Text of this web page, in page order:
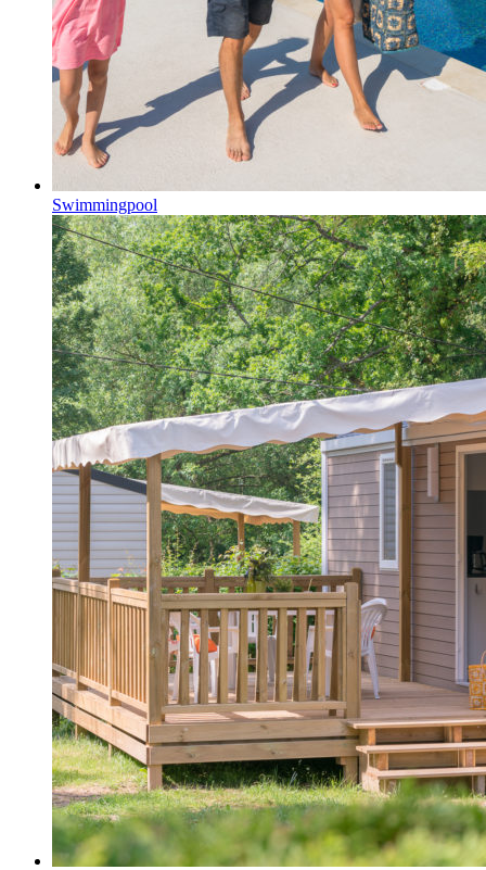
Swimmingpool